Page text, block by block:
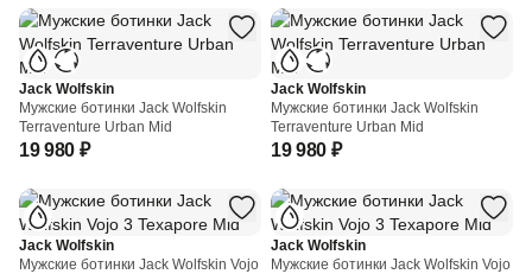
Jack Wolfskin
Мужские ботинки Jack Wolfskin
Terraventure Urban Mid
19 980 ₽
Jack Wolfskin
Мужские ботинки Jack Wolfskin
Terraventure Urban Mid
19 980 ₽
Jack Wolfskin
Мужские ботинки Jack Wolfskin Vojo
Jack Wolfskin
Мужские ботинки Jack Wolfskin Vojo